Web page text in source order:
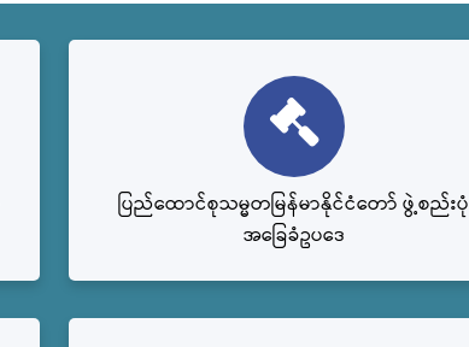
ပြည်‌ထောင်စုသမ္မတမြန်မာနိုင်ငံတော် ဖွဲ့စည်းပုံ
အခြေခံဥပဒေ